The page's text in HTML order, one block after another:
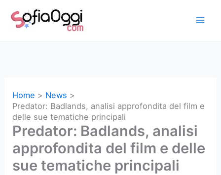
Home
News
Predator: Badlands, analisi approfondita del film e
delle sue tematiche principali
Predator: Badlands, analisi
approfondita del film e delle
sue tematiche principali